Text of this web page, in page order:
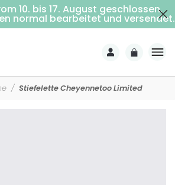
Kostenlose Lieferung ab 69€ Einkaufswert (Nach Hause mit Unterschrift)
Stiefelette Cheyennetoo Limited
10. bis 17. August geschlossen.
normal bearbeitet und versendet.